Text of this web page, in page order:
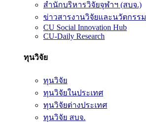
สำนักบริหารวิจัยจุฬาฯ (สบจ.)
ข่าวสารงานวิจัยและนวัตกรรม
CU Social Innovation Hub
CU-Daily Research
ทุนวิจัย
ทุนวิจัย
ทุนวิจัยในประเทศ
ทุนวิจัยต่างประเทศ
ทุนวิจัย สบจ.